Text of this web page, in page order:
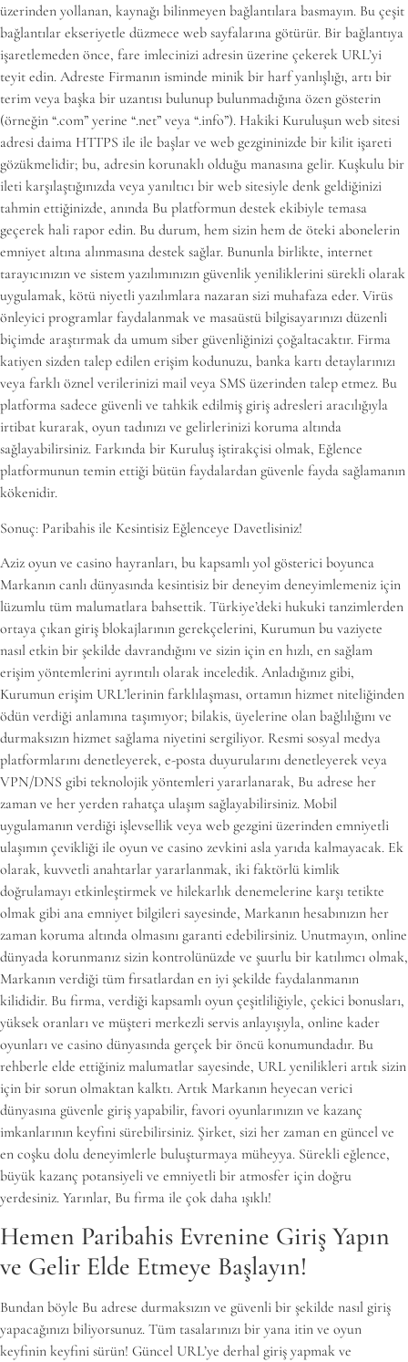
üzerinden yollanan, kaynağı bilinmeyen bağlantılara basmayın. Bu çeşit
bağlantılar ekseriyetle düzmece web sayfalarına götürür. Bir bağlantıya
işaretlemeden önce, fare imlecinizi adresin üzerine çekerek URL’yi
teyit edin. Adreste Firmanın isminde minik bir harf yanlışlığı, artı bir
terim veya başka bir uzantısı bulunup bulunmadığına özen gösterin
(örneğin “.com” yerine “.net” veya “.info”). Hakiki Kuruluşun web sitesi
adresi daima HTTPS ile ile başlar ve web gezgininizde bir kilit işareti
gözükmelidir; bu, adresin korunaklı olduğu manasına gelir. Kuşkulu bir
ileti karşılaştığınızda veya yanıltıcı bir web sitesiyle denk geldiğinizi
tahmin ettiğinizde, anında Bu platformun destek ekibiyle temasa
geçerek hali rapor edin. Bu durum, hem sizin hem de öteki abonelerin
emniyet altına alınmasına destek sağlar. Bununla birlikte, internet
tarayıcınızın ve sistem yazılımınızın güvenlik yeniliklerini sürekli olarak
uygulamak, kötü niyetli yazılımlara nazaran sizi muhafaza eder. Virüs
önleyici programlar faydalanmak ve masaüstü bilgisayarınızı düzenli
biçimde araştırmak da umum siber güvenliğinizi çoğaltacaktır. Firma
katiyen sizden talep edilen erişim kodunuzu, banka kartı detaylarınızı
veya farklı öznel verilerinizi mail veya SMS üzerinden talep etmez. Bu
platforma sadece güvenli ve tahkik edilmiş giriş adresleri aracılığıyla
irtibat kurarak, oyun tadınızı ve gelirlerinizi koruma altında
sağlayabilirsiniz. Farkında bir Kuruluş iştirakçisi olmak, Eğlence
platformunun temin ettiği bütün faydalardan güvenle fayda sağlamanın
kökenidir.
Sonuç: Paribahis ile Kesintisiz Eğlenceye Davetlisiniz!
Aziz oyun ve casino hayranları, bu kapsamlı yol gösterici boyunca
Markanın canlı dünyasında kesintisiz bir deneyim deneyimlemeniz için
lüzumlu tüm malumatlara bahsettik. Türkiye’deki hukuki tanzimlerden
ortaya çıkan giriş blokajlarının gerekçelerini, Kurumun bu vaziyete
nasıl etkin bir şekilde davrandığını ve sizin için en hızlı, en sağlam
erişim yöntemlerini ayrıntılı olarak inceledik. Anladığınız gibi,
Kurumun erişim URL’lerinin farklılaşması, ortamın hizmet niteliğinden
ödün verdiği anlamına taşımıyor; bilakis, üyelerine olan bağlılığını ve
durmaksızın hizmet sağlama niyetini sergiliyor. Resmi sosyal medya
platformlarını denetleyerek, e-posta duyurularını denetleyerek veya
VPN/DNS gibi teknolojik yöntemleri yararlanarak, Bu adrese her
zaman ve her yerden rahatça ulaşım sağlayabilirsiniz. Mobil
uygulamanın verdiği işlevsellik veya web gezgini üzerinden emniyetli
ulaşımın çevikliği ile oyun ve casino zevkini asla yarıda kalmayacak. Ek
olarak, kuvvetli anahtarlar yararlanmak, iki faktörlü kimlik
doğrulamayı etkinleştirmek ve hilekarlık denemelerine karşı tetikte
olmak gibi ana emniyet bilgileri sayesinde, Markanın hesabınızın her
zaman koruma altında olmasını garanti edebilirsiniz. Unutmayın, online
dünyada korunmanız sizin kontrolünüzde ve şuurlu bir katılımcı olmak,
Markanın verdiği tüm fırsatlardan en iyi şekilde faydalanmanın
kilididir. Bu firma, verdiği kapsamlı oyun çeşitliliğiyle, çekici bonusları,
yüksek oranları ve müşteri merkezli servis anlayışıyla, online kader
oyunları ve casino dünyasında gerçek bir öncü konumundadır. Bu
rehberle elde ettiğiniz malumatlar sayesinde, URL yenilikleri artık sizin
için bir sorun olmaktan kalktı. Artık Markanın heyecan verici
dünyasına güvenle giriş yapabilir, favori oyunlarınızın ve kazanç
imkanlarının keyfini sürebilirsiniz. Şirket, sizi her zaman en güncel ve
en coşku dolu deneyimlerle buluşturmaya müheyya. Sürekli eğlence,
büyük kazanç potansiyeli ve emniyetli bir atmosfer için doğru
yerdesiniz. Yarınlar, Bu firma ile çok daha ışıklı!
Hemen Paribahis Evrenine Giriş Yapın
ve Gelir Elde Etmeye Başlayın!
Bundan böyle Bu adrese durmaksızın ve güvenli bir şekilde nasıl giriş
yapacağınızı biliyorsunuz. Tüm tasalarınızı bir yana itin ve oyun
keyfinin keyfini sürün! Güncel URL’ye derhal giriş yapmak ve